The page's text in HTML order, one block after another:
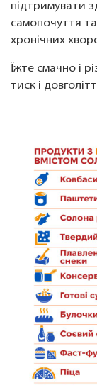
підтримувати
самопочуття
хронічних
Їжте смачно і
тиск і